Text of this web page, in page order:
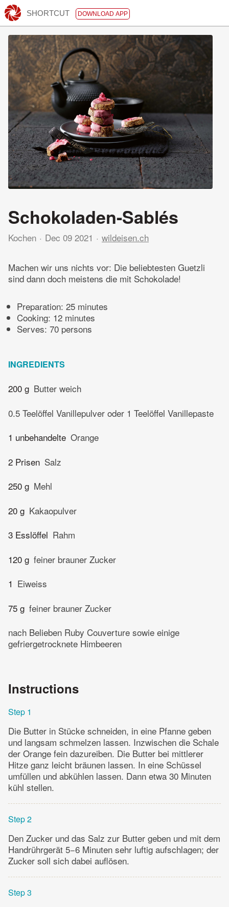
SHORTCUT DOWNLOAD APP
Schokoladen-Sablés
Kochen Dec 09 2021 wildeisen.ch
Machen wir uns nichts vor: Die beliebtesten Guetzli
sind dann doch meistens die mit Schokolade!
Preparation: 25 minutes
Cooking: 12 minutes
Serves: 70 persons
INGREDIENTS
200 g Butter weich
0.5 Teelöffel Vanillepulver oder 1 Teelöffel Vanillepaste
1 unbehandelte Orange
2 Prisen Salz
250 g Mehl
20 g Kakaopulver
3 Esslöffel Rahm
120 g feiner brauner Zucker
1 Eiweiss
75 g feiner brauner Zucker
nach Belieben Ruby Couverture sowie einige
gefriergetrocknete Himbeeren
Instructions
Step 1
Die Butter in Stücke schneiden, in eine Pfanne geben
und langsam schmelzen lassen. Inzwischen die Schale
der Orange fein dazureiben. Die Butter bei mittlerer
Hitze ganz leicht bräunen lassen. In eine Schüssel
umfüllen und abkühlen lassen. Dann etwa 30 Minuten
kühl stellen.
Step 2
Den Zucker und das Salz zur Butter geben und mit dem
Handrührgerät 5−6 Minuten sehr luftig aufschlagen; der
Zucker soll sich dabei auflösen.
Step 3